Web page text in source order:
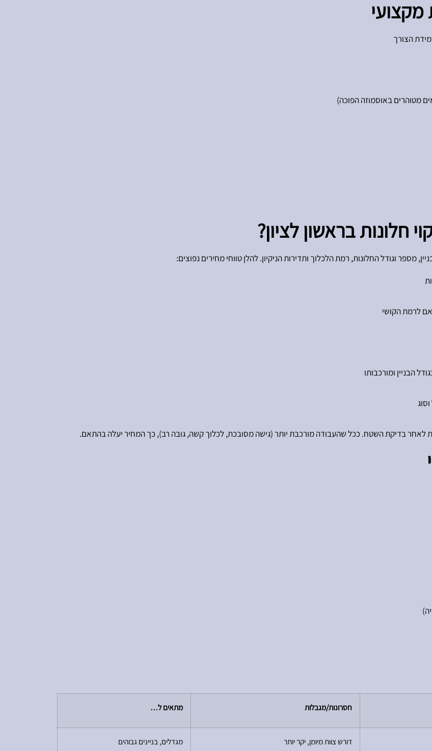
מקצועי
הצורך
מטוהרים באוסמוזה הפוכה)
חלונות בראשון לציון?
וגודל החלונות, רמת הלכלוך ותדירות הניקיון. להלן טווחי מחירים נפוצים:
לאחר בדיקת השטח. ככל שהעבודה מורכבת יותר (גישה מסובכת, לכלוך קשה, גובה רב), כך המחיר יעלה בהתאם.
חסרונות/מגבלות מתאים ל…
דורש צוות מיומן, יקר יותר מגדלים, בניינים גבוהים